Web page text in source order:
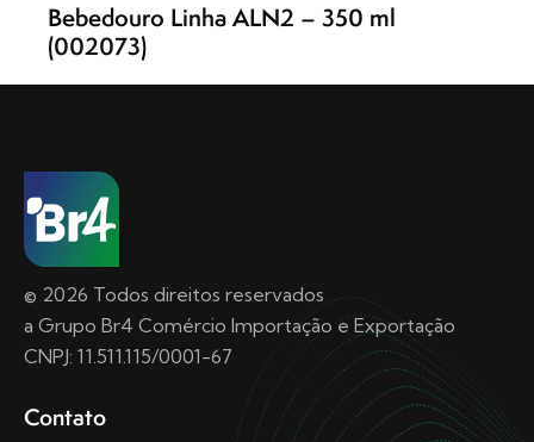
Bebedouro Linha ALN2 – 350 ml
(002073)
© 2026 Todos direitos reservados
a Grupo Br4 Comércio Importação e Exportação
CNPJ: 11.511.115/0001-67
Contato